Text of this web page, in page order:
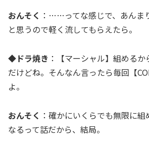
おんそく ：……ってな感じで、あんま
と思うので軽く流してもらえたら。
◆ドラ焼き ：【マーシャル】組める
だけどね。そんなん言ったら毎回【
よ。
おんそく ：確かにいくらでも無限に
なるって話だから、結局。